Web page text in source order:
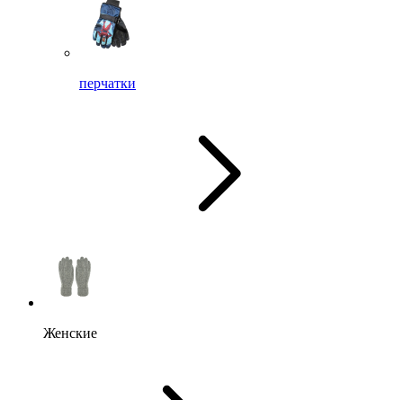
перчатки
Женские